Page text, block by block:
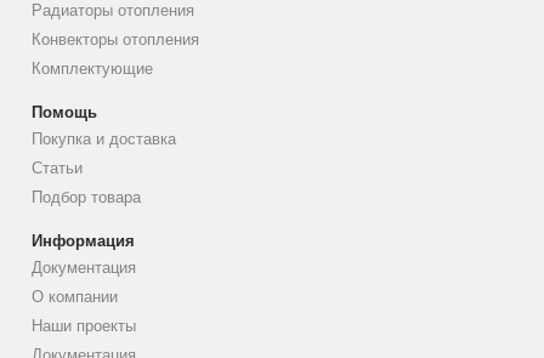
Радиаторы отопления
Конвекторы отопления
Комплектующие
Помощь
Покупка и доставка
Статьи
Подбор товара
Информация
Документация
О компании
Наши проекты